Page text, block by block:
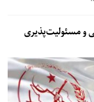
و مسئولیت‌پذیری